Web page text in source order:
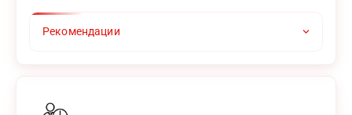
Рекомендации